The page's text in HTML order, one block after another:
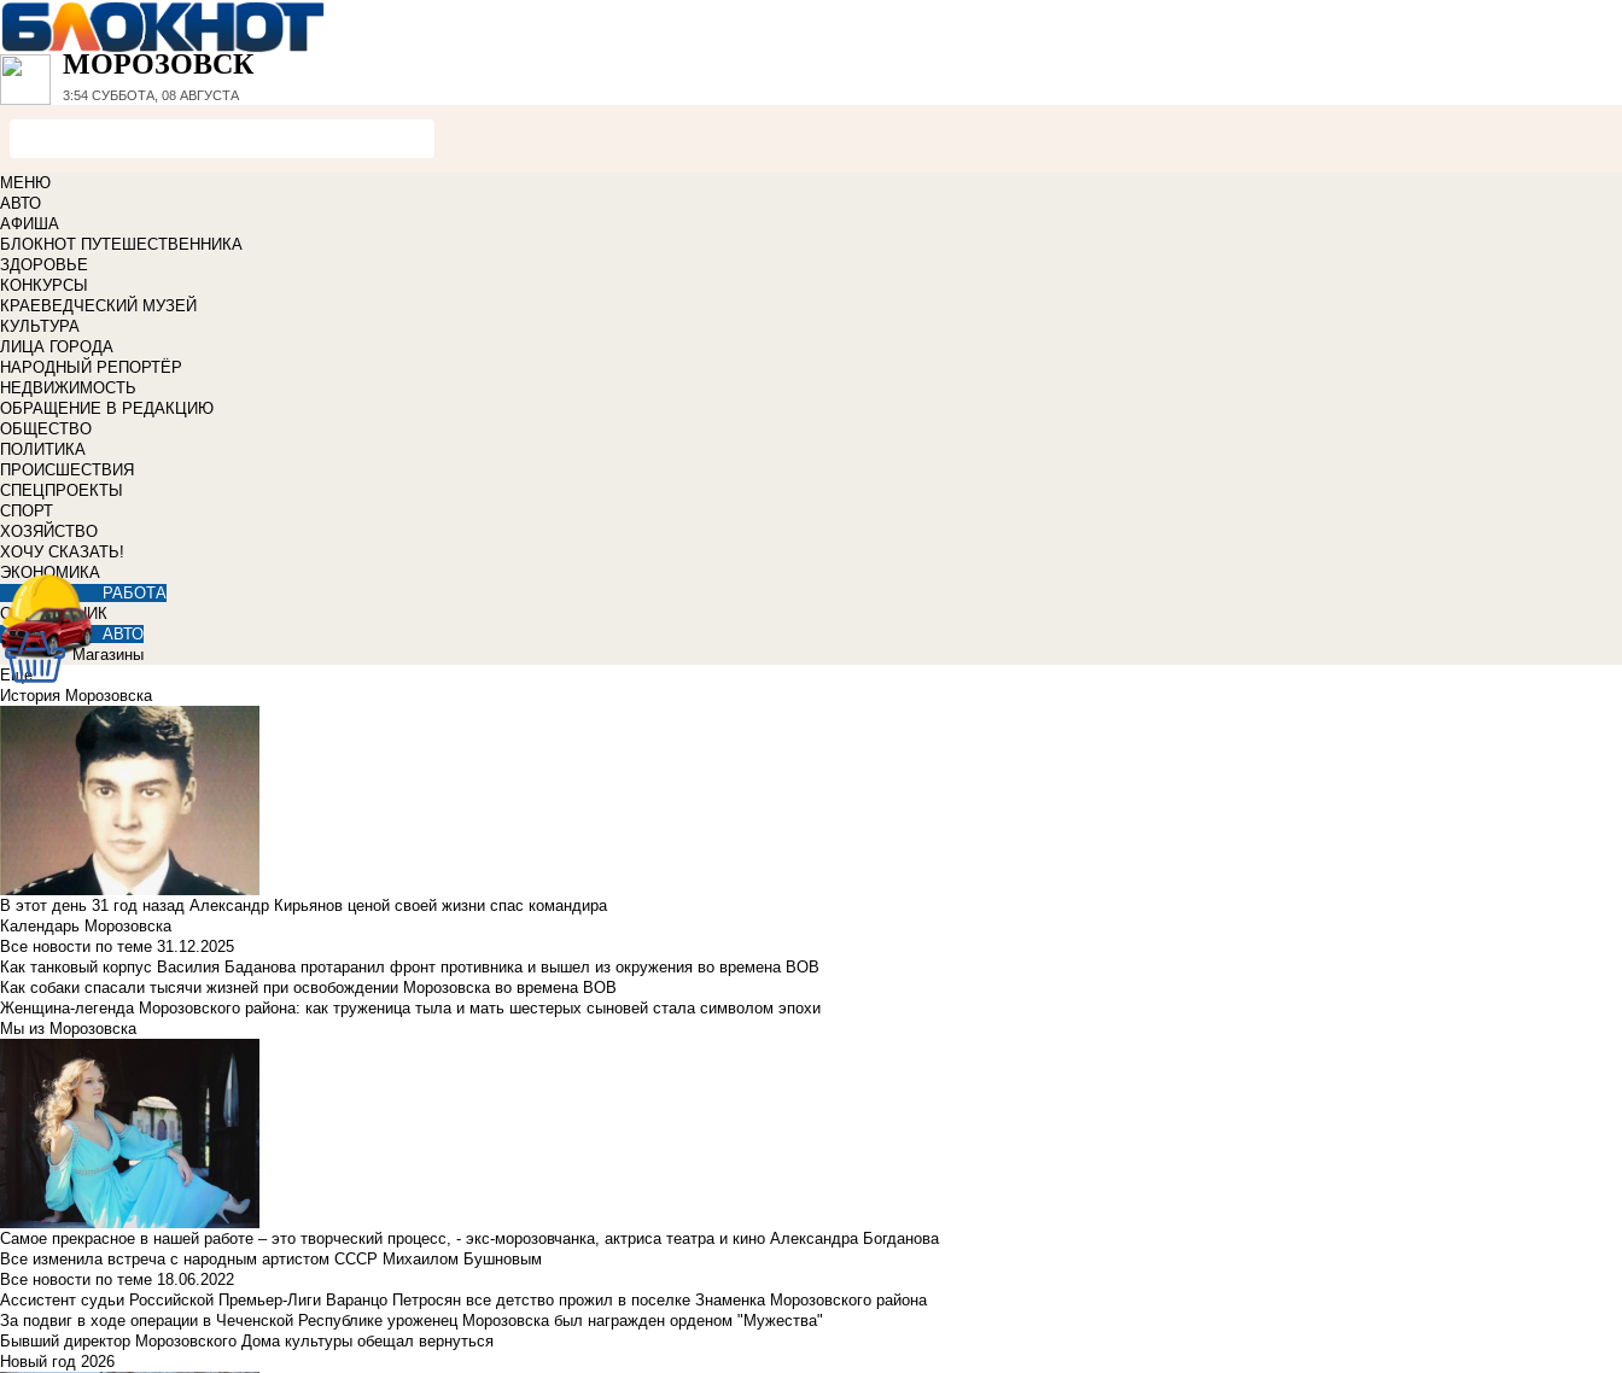
МОРОЗОВСК
3:54 СУББОТА, 08 АВГУСТА
МЕНЮ
АВТО
АФИША
БЛОКНОТ ПУТЕШЕСТВЕННИКА
ЗДОРОВЬЕ
КОНКУРСЫ
КРАЕВЕДЧЕСКИЙ МУЗЕЙ
КУЛЬТУРА
ЛИЦА ГОРОДА
НАРОДНЫЙ РЕПОРТЁР
НЕДВИЖИМОСТЬ
ОБРАЩЕНИЕ В РЕДАКЦИЮ
ОБЩЕСТВО
ПОЛИТИКА
ПРОИСШЕСТВИЯ
СПЕЦПРОЕКТЫ
СПОРТ
ХОЗЯЙСТВО
ХОЧУ СКАЗАТЬ!
ЭКОНОМИКА
РАБОТА
СПРАВОЧНИК
АВТО
Магазины
Еще
История Морозовска
В этот день 31 год назад Александр Кирьянов ценой своей жизни спас командира
Календарь Морозовска
Все новости по теме 31.12.2025
Как танковый корпус Василия Баданова протаранил фронт противника и вышел из окружения во времена ВОВ
Как собаки спасали тысячи жизней при освобождении Морозовска во времена ВОВ
Женщина-легенда Морозовского района: как труженица тыла и мать шестерых сыновей стала символом эпохи
Мы из Морозовска
Самое прекрасное в нашей работе – это творческий процесс, - экс-морозовчанка, актриса театра и кино Александра Богданова
Все изменила встреча с народным артистом СССР Михаилом Бушновым
Все новости по теме 18.06.2022
Ассистент судьи Российской Премьер-Лиги Варанцо Петросян все детство прожил в поселке Знаменка Морозовского района
За подвиг в ходе операции в Чеченской Республике уроженец Морозовска был награжден орденом "Мужества"
Бывший директор Морозовского Дома культуры обещал вернуться
Новый год 2026